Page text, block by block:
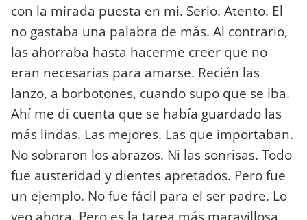
con la mirada puesta en mi. Serio. Atento. El
no gastaba una palabra de más. Al contrario,
las ahorraba hasta hacerme creer que no
eran necesarias para amarse. Recién las
lanzo, a borbotones, cuando supo que se iba.
Ahí me di cuenta que se había guardado las
más lindas. Las mejores. Las que importaban.
No sobraron los abrazos. Ni las sonrisas. Todo
fue austeridad y dientes apretados. Pero fue
un ejemplo. No fue fácil para el ser padre. Lo
veo ahora. Pero es la tarea más maravillosa